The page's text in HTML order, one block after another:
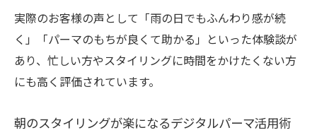
説
持続力や仕上がりの違いをデジタルパーマ
自分に合うパーマを選ぶポイントを紹介
実際のお客様の声として「雨の日でもふんわり感が続
く」「パーマのもちが良くて助かる」といった体験談が
あり、忙しい方やスタイリングに時間をかけたくない方
にも高く評価されています。
朝のスタイリングが楽になるデジタルパーマ活用術